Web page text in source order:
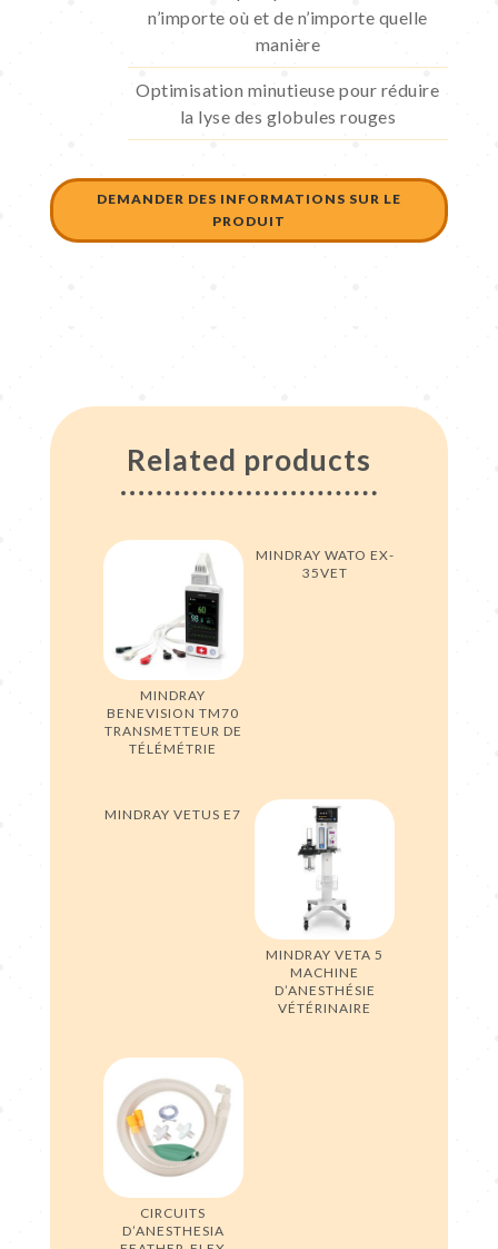
n’importe où et de n’importe quelle
manière
Optimisation minutieuse pour réduire
la lyse des globules rouges
DEMANDER DES INFORMATIONS SUR LE
PRODUIT
Related products
MINDRAY
BENEVISION TM70
TRANSMETTEUR DE
TÉLÉMÉTRIE
MINDRAY WATO EX-
35VET
MINDRAY VETUS E7
MINDRAY VETA 5
MACHINE
D’ANESTHÉSIE
VÉTÉRINAIRE
CIRCUITS
D’ANESTHESIA